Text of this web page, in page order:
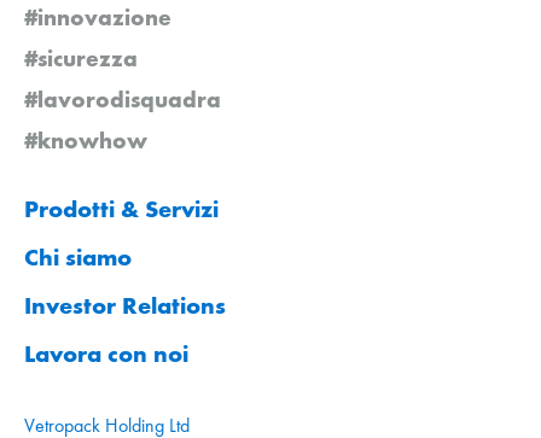
#innovazione
#sicurezza
#lavorodisquadra
#knowhow
Prodotti & Servizi
Chi siamo
Investor Relations
Lavora con noi
Vetropack Holding Ltd